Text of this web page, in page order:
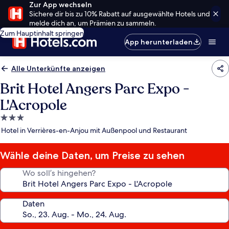
Zur App wechseln
Sichere dir bis zu 10% Rabatt auf ausgewählte Hotels und
melde dich an, um Prämien zu sammeln.
Zum Hauptinhalt springen
App herunterladen
Alle Unterkünfte anzeigen
Brit Hotel Angers Parc Expo -
L'Acropole
3.0-
Sterne-
Hotel in Verrières-en-Anjou mit Außenpool und Restaurant
Wähle deine Daten, um Preise zu sehen
Wo soll’s hingehen?
Daten